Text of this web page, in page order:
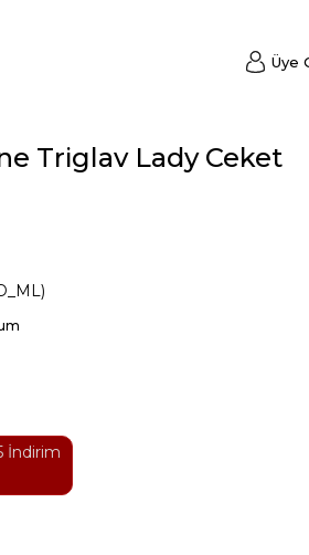
Üye
Triglav Lady Ceket
İndirim